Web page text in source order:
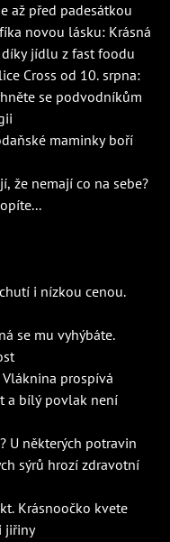
až před padesátkou
novou lásku: Krásná
jídlu z fast foodu
Cross od 10. srpna:
se podvodníkům
maminky boří
že nemají co na sebe?
i nízkou cenou.
se mu vyhýbáte.
prospívá
a bílý povlak není
U některých potravin
sýrů hrozí zdravotní
Krásnoočko kvete
jiřiny